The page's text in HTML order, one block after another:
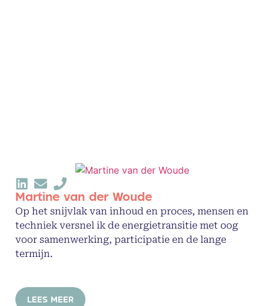
Martine van der Woude
Op het snijvlak van inhoud en proces, mensen en
techniek versnel ik de energietransitie met oog
voor samenwerking, participatie en de lange
termijn.
LEES MEER